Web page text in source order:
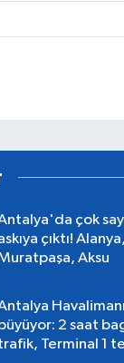
çok
çıktı!
Aksu
büyüyor: 2 saat
Terminal 1